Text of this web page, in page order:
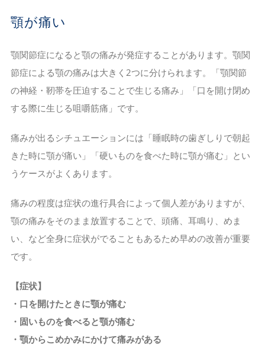
顎が痛い
顎関節症になると顎の痛みが発症することがあります。顎関
節症による顎の痛みは大きく2つに分けられます。「顎関節
の神経・靭帯を圧迫することで生じる痛み」「口を開け閉め
する際に生じる咀嚼筋痛」です。
痛みが出るシチュエーションには「睡眠時の歯ぎしりで朝起
きた時に顎が痛い」「硬いものを食べた時に顎が痛む」とい
うケースがよくあります。
痛みの程度は症状の進行具合によって個人差がありますが、
顎の痛みをそのまま放置することで、頭痛、耳鳴り、めま
い、など全身に症状がでることもあるため早めの改善が重要
です。
【症状】
・口を開けたときに顎が痛む
・固いものを食べると顎が痛む
・顎からこめかみにかけて痛みがある